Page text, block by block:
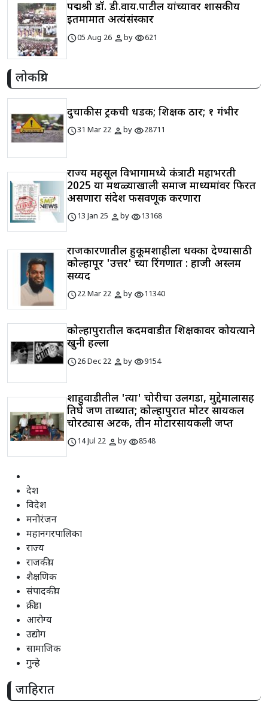
पद्मश्री डॉ. डी.वाय.पाटील यांच्यावर शासकीय
इतमामात अत्यंसंस्कार
schedule05 Aug 26 personbyvisibility621
लोकप्रिय
दुचाकीस ट्रकची धडक; शिक्षक ठार; १ गंभीर
schedule31 Mar 22 personbyvisibility28711
राज्य महसूल विभागामध्ये कंत्राटी महाभरती
2025 या मथळ्याखाली समाज माध्यमांवर फिरत
असणारा संदेश फसवणूक करणारा
schedule13 Jan 25 personbyvisibility13168
राजकारणातील हुकूमशाहीला धक्का देण्यासाठी
कोल्हापूर 'उत्तर' च्या रिंगणात : हाजी अस्लम
सय्यद
schedule22 Mar 22 personbyvisibility11340
कोल्हापुरातील कदमवाडीत शिक्षकावर कोयत्याने
खुनी हल्ला
schedule26 Dec 22 personbyvisibility9154
शाहुवाडीतील 'त्या' चोरीचा उलगडा, मुद्देमालासह
तिघे जण ताब्यात; कोल्हापुरात मोटर सायकल
चोरट्यास अटक, तीन मोटारसायकली जप्त
schedule14 Jul 22 personbyvisibility8548
देश
विदेश
मनोरंजन
महानगरपालिका
राज्य
राजकीय
शैक्षणिक
संपादकीय
क्रीडा
आरोग्य
उद्योग
सामाजिक
गुन्हे
जाहिरात